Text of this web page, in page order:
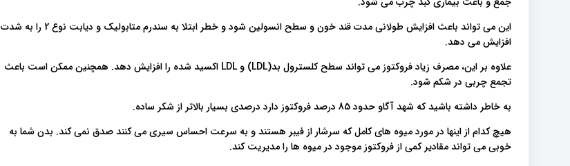
این می تواند باعث افزایش طولانی مدت قند خون و سطح انسولین شود و خطر ابتلا به سندرم متابولیک و دیابت نوع 2 را به شدت
افزایش می دهد.
علاوه بر این، مصرف زیاد فروکتوز می تواند سطح کلسترول بد(LDL) و LDL اکسید شده را افزایش دهد. همچنین ممکن است باعث
تجمع چربی در شکم شود.
به خاطر داشته باشید که شهد آگاو حدود 85 درصد فروکتوز دارد درصدی بسیار بالاتر از شکر ساده.
هیچ کدام از اینها در مورد میوه های کامل که سرشار از فیبر هستند و به سرعت احساس سیری می کنند صدق نمی کند. بدن شما به
خوبی می تواند مقادیر کمی از فروکتوز موجود در میوه ها را مدیریت کند.